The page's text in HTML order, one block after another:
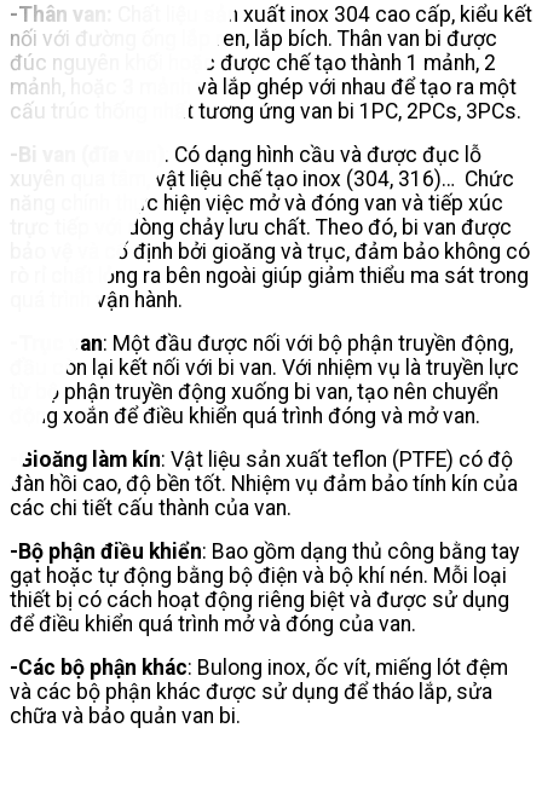
-Thân van:
Chất liệu sản xuất inox 304 cao cấp, kiểu kết
nối với đường ống lắp ren, lắp bích. Thân van bi được
đúc nguyên khối hoặc được chế tạo thành 1 mảnh, 2
mảnh, hoặc 3 mảnh và lắp ghép với nhau để tạo ra một
cấu trúc thống nhất tương ứng van bi 1PC, 2PCs, 3PCs.
-Bi van (đĩa van) : Có dạng hình cầu và được đục lỗ
xuyên qua tâm, vật liệu chế tạo inox (304, 316)… Chức
năng chính thực hiện việc mở và đóng van và tiếp xúc
trực tiếp với dòng chảy lưu chất. Theo đó, bi van được
bảo vệ và cố định bởi gioăng và trục, đảm bảo không có
rò rỉ chất lỏng ra bên ngoài giúp giảm thiểu ma sát trong
quá trình vận hành.
-Trục van: Một đầu được nối với bộ phận truyền động,
đầu còn lại kết nối với bi van. Với nhiệm vụ là truyền lực
từ bộ phận truyền động xuống bi van, tạo nên chuyển
động xoắn để điều khiển quá trình đóng và mở van.
-Gioăng làm kín: Vật liệu sản xuất teflon (PTFE) có độ
đàn hồi cao, độ bền tốt. Nhiệm vụ đảm bảo tính kín của
các chi tiết cấu thành của van.
-Bộ phận điều khiển: Bao gồm dạng thủ công bằng tay
gạt hoặc tự động bằng bộ điện và bộ khí nén. Mỗi loại
thiết bị có cách hoạt động riêng biệt và được sử dụng
để điều khiển quá trình mở và đóng của van.
-Các bộ phận khác: Bulong inox, ốc vít, miếng lót đệm
và các bộ phận khác được sử dụng để tháo lắp, sửa
chữa và bảo quản van bi.